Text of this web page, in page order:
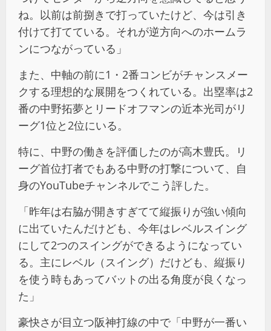
ね。以前は前捌きで打っていたけど、今は引き
付けて打てている。それが逆方向へのホームラ
ンにつながっている」
また、中軸の前に1・2番コンビがチャンスメー
クする理想的な展開をつくれている。出塁率は2
番の中野拓夢とリードオフマンの近本光司がリ
ーグ1位と2位にいる。
特に、中野の働きを評価したのが高木豊氏。リ
ーグ首位打者でもある中野の打撃について、自
身のYouTubeチャンネルでこう評した。
「昨年は右脇が開きすぎてて縦振りが強い傾向
に出ていたんだけども、今年はレベルスイング
にして2つのスイングができるようになってい
る。主にレベル（スイング）だけども、縦振り
を使う時もあってバットの出る角度が良くなっ
た」
豪快さが目立つ阪神打線の中で「中野が一番い